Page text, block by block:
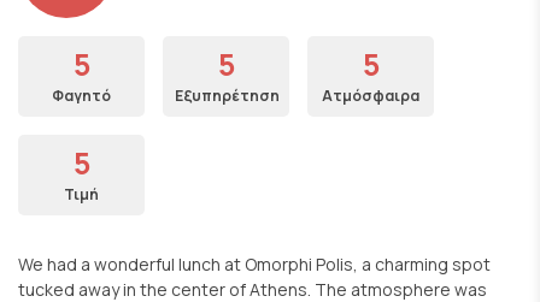
5
Φαγητό
5
Εξυπηρέτηση
5
Ατμόσφαιρα
5
Τιμή
We had a wonderful lunch at Omorphi Polis, a charming spot
tucked away in the center of Athens. The atmosphere was